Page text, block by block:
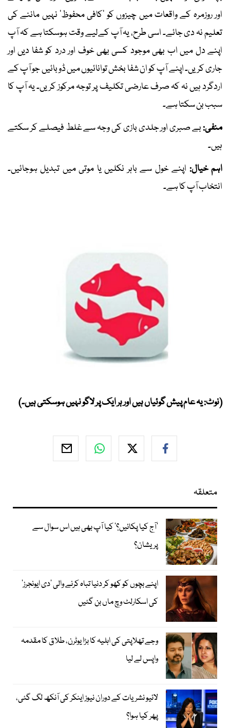
اور روزمرہ کے واقعات میں چیزوں کو ’کافی محفوظ‘ نہیں ماننے کی
تعلیم نہ دی جائے۔ اسی طرح، یہ آپ کےلیے وقت ہوسکتا ہے کہ آپ
اپنے دل میں اب بھی موجود کسی بھی خوف اور درد کو شفا دیں اور
جاری کریں۔ اپنے آپ کو ان شفا بخش توانائیوں میں ڈوبائیں جو آپ کے
اردگرد ہیں نہ کہ صرف عارضی تکلیف پر توجہ مرکوز کریں۔ یہ آپ کا
سبب بن سکتا ہے۔
منفی:بے صبری اور جلدی بازی کی وجہ سے غلط فیصلے کر سکتے
ہیں۔
اہم خیال: اپنے خول سے باہر نکلیں یا موتی میں تبدیل ہوجائیں۔
انتخاب آپ کا ہے۔
(نوٹ: یہ عام پیش گوئیاں ہیں اور ہر ایک پر لاگو نہیں ہوسکتی ہیں۔)
متعلقہ
’آج کیا پکائیں؟‘ کیا آپ بھی ہیں اس سوال سے
پریشان؟
اپنے بچوں کو کھو کر دنیا تباہ کرنے والی ’دی ایونجرز‘
کی اسکارلٹ وچ ماں بن گئیں
وجے تھلاپتی کی اہلیہ کا بڑا یوٹرن، طلاق کا مقدمہ
واپس لے لیا
لائیو نشریات کے دوران نیوز اینکر کی آنکھ لگ گئی،
پھر کیا ہوا؟